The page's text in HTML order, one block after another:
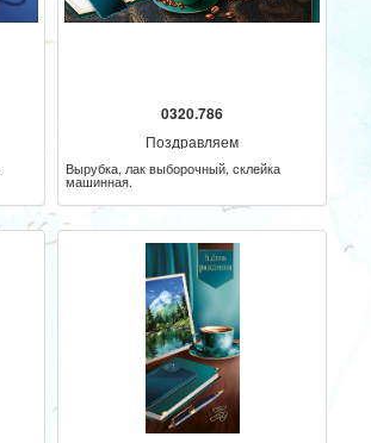
0320.786
Поздравляем
Вырубка, лак выборочный, склейка
машинная.